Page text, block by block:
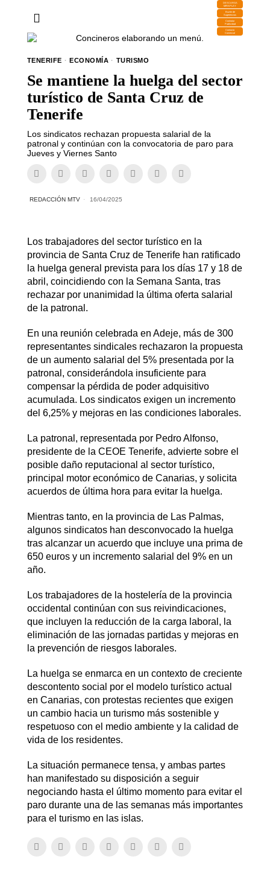
DESCARGA
MIRAPLAY
Buzón de
Sugerencias
Contratar
Publicidad
Contacto
Comercial
TENERIFE · ECONOMÍA · TURISMO
Se mantiene la huelga del sector
turístico de Santa Cruz de
Tenerife
Los sindicatos rechazan propuesta salarial de la
patronal y continúan con la convocatoria de paro para
Jueves y Viernes Santo
REDACCIÓN MTV 16/04/2025
Los trabajadores del sector turístico en la
provincia de Santa Cruz de Tenerife han ratificado
la huelga general prevista para los días 17 y 18 de
abril, coincidiendo con la Semana Santa, tras
rechazar por unanimidad la última oferta salarial
de la patronal.
En una reunión celebrada en Adeje, más de 300
representantes sindicales rechazaron la propuesta
de un aumento salarial del 5% presentada por la
patronal, considerándola insuficiente para
compensar la pérdida de poder adquisitivo
acumulada. Los sindicatos exigen un incremento
del 6,25% y mejoras en las condiciones laborales.
La patronal, representada por Pedro Alfonso,
presidente de la CEOE Tenerife, advierte sobre el
posible daño reputacional al sector turístico,
principal motor económico de Canarias, y solicita
acuerdos de última hora para evitar la huelga.
Mientras tanto, en la provincia de Las Palmas,
algunos sindicatos han desconvocado la huelga
tras alcanzar un acuerdo que incluye una prima de
650 euros y un incremento salarial del 9% en un
año.
Los trabajadores de la hostelería de la provincia
occidental continúan con sus reivindicaciones,
que incluyen la reducción de la carga laboral, la
eliminación de las jornadas partidas y mejoras en
la prevención de riesgos laborales.
La huelga se enmarca en un contexto de creciente
descontento social por el modelo turístico actual
en Canarias, con protestas recientes que exigen
un cambio hacia un turismo más sostenible y
respetuoso con el medio ambiente y la calidad de
vida de los residentes. ​
La situación permanece tensa, y ambas partes
han manifestado su disposición a seguir
negociando hasta el último momento para evitar el
paro durante una de las semanas más importantes
para el turismo en las islas.